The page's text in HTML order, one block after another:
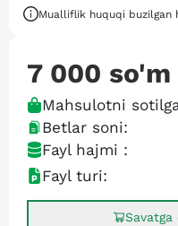
Mualliflik huquqi buzilgan
7 000 so'm
Mahsulotni
Betlar soni:
Fayl hajmi :
Fayl turi:
Savatga